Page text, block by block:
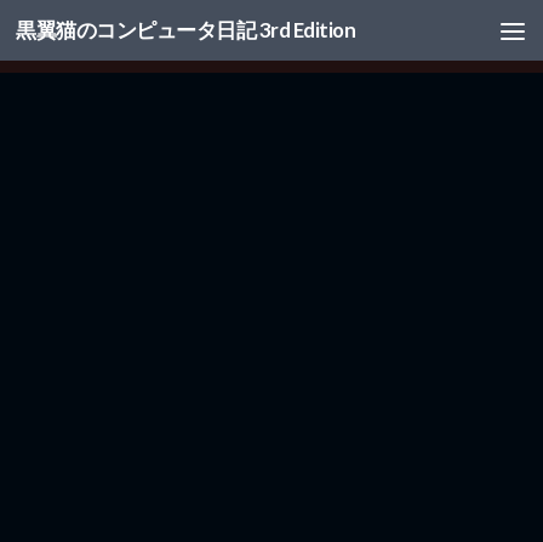
コンテンツへスキップ
黒翼猫のコンピュータ日記 3rd Edition